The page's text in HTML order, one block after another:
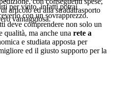
articolo ed alla stradatrasporto
vantaggiosa.
per vinto, infatti potrai
con un sovrapprezzo.
deve comprendere non solo un
qualità, ma anche una rete a
e studiata apposta per
ed il giusto supporto per la